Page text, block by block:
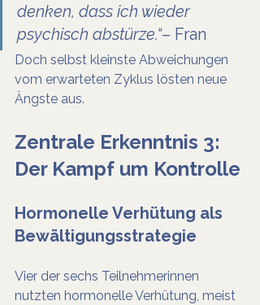
denken, dass ich wieder
psychisch abstürze.“– Fran
Doch selbst kleinste Abweichungen
vom erwarteten Zyklus lösten neue
Ängste aus.
Zentrale Erkenntnis 3:
Der Kampf um Kontrolle
Hormonelle Verhütung als
Bewältigungsstrategie
Vier der sechs Teilnehmerinnen
nutzten hormonelle Verhütung, meist